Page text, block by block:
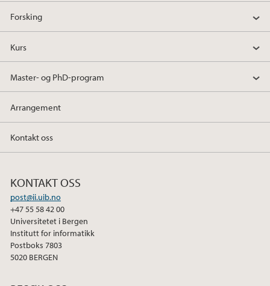
Forsking
Kurs
Master- og PhD-program
Arrangement
Kontakt oss
KONTAKT OSS
post@ii.uib.no
+47 55 58 42 00
Universitetet i Bergen
Institutt for informatikk
Postboks 7803
5020 BERGEN